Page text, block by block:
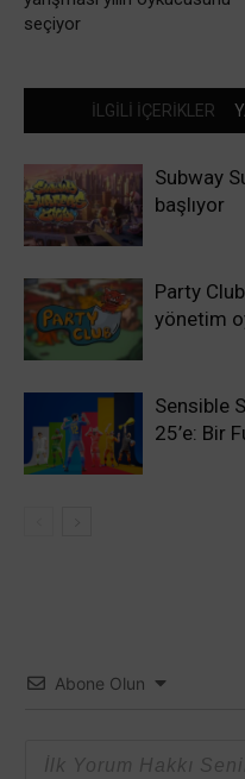
seçiyor
İLGİLİ İÇERİKLER
Subway
başlıyor
Party
yönetim
Sensible
25’e: Bir
Abone Olun